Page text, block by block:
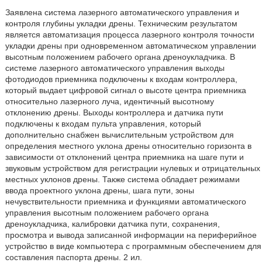
Заявлена система лазерного автоматического управления и
контроля глубины укладки дрены. Техническим результатом
является автоматизация процесса лазерного контроля точности
укладки дрены при одновременном автоматическом управлении
высотным положением рабочего органа дреноукладчика. В
системе лазерного автоматического управления выходы
фотодиодов приемника подключены к входам контроллера,
который выдает цифровой сигнал о высоте центра приемника
относительно лазерного луча, идентичный высотному
отклонению дрены. Выходы контроллера и датчика пути
подключены к входам пульта управления, который
дополнительно снабжен вычислительным устройством для
определения местного уклона дрены относительно горизонта в
зависимости от отклонений центра приемника на шаге пути и
звуковым устройством для регистрации нулевых и отрицательных
местных уклонов дрены. Также система обладает режимами
ввода проектного уклона дрены, шага пути, зоны
нечувствительности приемника и функциями автоматического
управления высотным положением рабочего органа
дреноукладчика, калибровки датчика пути, сохранения,
просмотра и вывода записанной информации на периферийное
устройство в виде компьютера с программным обеспечением для
составления паспорта дрены. 2 ил.